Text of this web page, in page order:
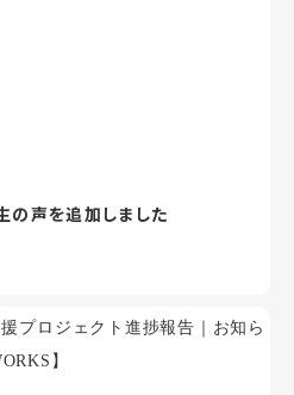
の声を追加しました